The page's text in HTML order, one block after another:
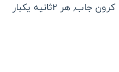
دارای سرعت زیادی در اجرا دارد و با تکنولوژی کرون جاب, هر ۲ثانیه یکبار